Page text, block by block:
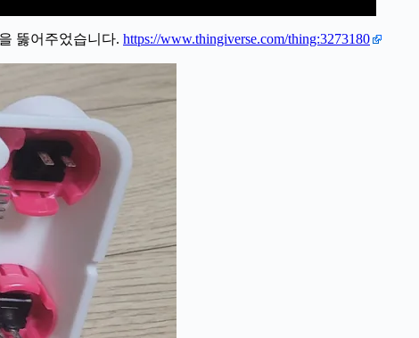
뚫어주었습니다. https://www.thingiverse.com/thing:3273180